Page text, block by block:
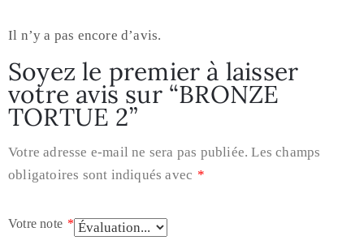
Il n’y a pas encore d’avis.
Soyez le premier à laisser
votre avis sur “BRONZE
TORTUE 2”
Votre adresse e-mail ne sera pas publiée. Les champs
obligatoires sont indiqués avec *
Votre note *